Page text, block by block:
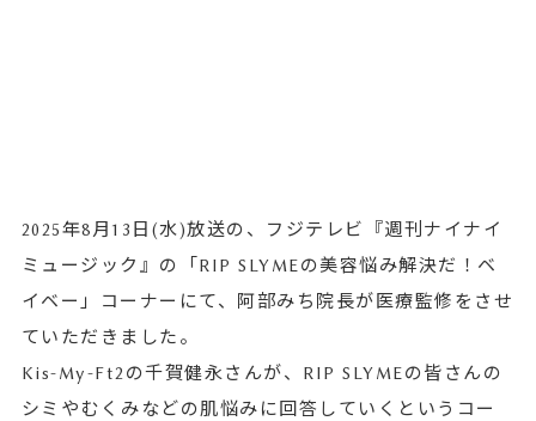
2025年8月13日(水)放送の、フジテレビ『週刊ナイナイ
ミュージック』の「RIP SLYMEの美容悩み解決だ！ベ
イベー」コーナーにて、阿部みち院長が医療監修をさせ
ていただきました。
Kis-My-Ft2の千賀健永さんが、RIP SLYMEの皆さんの
シミやむくみなどの肌悩みに回答していくというコー